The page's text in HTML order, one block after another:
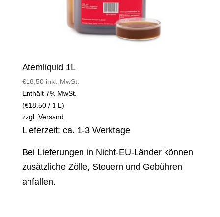
Atemliquid 1L
€18,50 inkl. MwSt.
Enthält 7% MwSt.
(€18,50/ 1 L)
zzgl. Versand
Lieferzeit: ca. 1-3 Werktage
Bei Lieferungen in Nicht-EU-Länder können
zusätzliche Zölle, Steuern und Gebühren
anfallen.